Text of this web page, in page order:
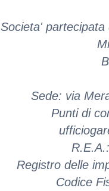
Societa'
Sede: via
Punti di
Registro delle
Codice